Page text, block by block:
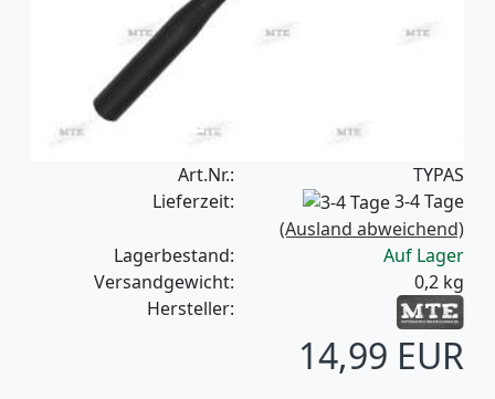
Art.Nr.:
TYPAS
Lieferzeit:
3-4 Tage
(Ausland abweichend)
Lagerbestand:
Auf Lager
Versandgewicht:
0,2 kg
Hersteller:
14,99 EUR